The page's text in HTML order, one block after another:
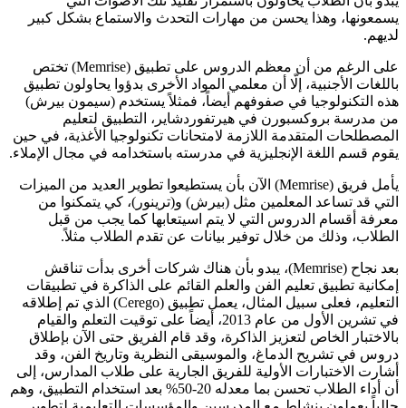
يسمعونها، وهذا يحسن من مهارات التحدث والاستماع بشكل كبير
لديهم.
على الرغم من أن معظم الدروس على تطبيق (Memrise) تختص
باللغات الأجنبية، إلّا أن معلمي المواد الأخرى بدؤوا يحاولون تطبيق
هذه التكنولوجيا في صفوفهم أيضاً، فمثلاً يستخدم (سيمون بيرش)
من مدرسة بروكسبورن في هيرتفوردشاير، التطبيق لتعليم
المصطلحات المتقدمة اللازمة لامتحانات تكنولوجيا الأغذية، في حين
يقوم قسم اللغة الإنجليزية في مدرسته باستخدامه في مجال الإملاء.
يأمل فريق (Memrise) الآن بأن يستطيعوا تطوير العديد من الميزات
التي قد تساعد المعلمين مثل (بيرش) و(ترينور)، كي يتمكنوا من
معرفة أقسام الدروس التي لا يتم اسيتعابها كما يجب من قبل
الطلاب، وذلك من خلال توفير بيانات عن تقدم الطلاب مثلاً.
بعد نجاح (Memrise)، يبدو بأن هناك شركات أخرى بدأت تناقش
إمكانية تطبيق تعليم الفن والعلم القائم على الذاكرة في تطبيقات
التعليم، فعلى سبيل المثال، يعمل تطبيق (Cerego) الذي تم إطلاقه
في تشرين الأول من عام 2013، أيضاً على توقيت التعلم والقيام
بالاختبار الخاص لتعزيز الذاكرة، وقد قام الفريق حتى الآن بإطلاق
دروس في تشريح الدماغ، والموسيقى النظرية وتاريخ الفن، وقد
أشارت الاختبارات الأولية للفريق الجارية على طلاب المدارس، إلى
أن أداء الطلاب تحسن بما معدله 20-50% بعد استخدام التطبيق، وهم